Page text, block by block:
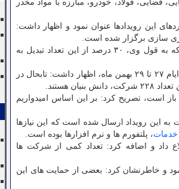
نشانی، فضایی، قضایی، فولاد، خودرو، مبارزه با مواد مخدر
ها را از دستاوردهای این رویدادها عنوان نمود و اظهار داشت:
ملكی فرد، تعداد تفاهم نامه های امضا شده در این رویدادها را بالغ بر هزار تفاهم نامه نام برد كه به قول وی، ۳۰ درصد از این تعداد تبدیل به
وی با اشاره به برگزاری گردهمایی شركت های دانش بنیان و استارتاپ های حوزه صنعت نفت در ایام ۲۷ تا ۲۹ بهمن ماه، اظهار داشت: تابحال در
است، تصریح كرد: بر این اساس امیدواریم
از جانب ۴۰ شركت فعال در صنعت نفت به این رویداد ارسال شده است كه این نیازها
خدمات، پلتفورم ها و نرم افزارها بوده است.
در رویداد این صندوق اطلاع داد و اضافه كرد: تعداد كمی از شركت ها
و خاطرنشان كرد: بعضی از حمایت های این